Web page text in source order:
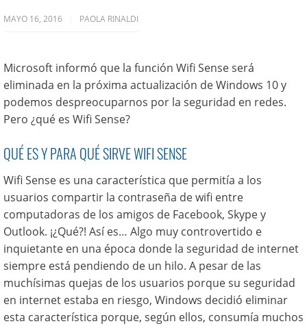
MAYO 16, 2016 PAOLA RINALDI
Microsoft informó que la función Wifi Sense será
eliminada en la próxima actualización de Windows 10 y
podemos despreocuparnos por la seguridad en redes.
Pero ¿qué es Wifi Sense?
QUÉ ES Y PARA QUÉ SIRVE WIFI SENSE
Wifi Sense es una característica que permitía a los
usuarios compartir la contraseña de wifi entre
computadoras de los amigos de Facebook, Skype y
Outlook. ¡¿Qué?! Así es… Algo muy controvertido e
inquietante en una época donde la seguridad de internet
siempre está pendiendo de un hilo. A pesar de las
muchísimas quejas de los usuarios porque su seguridad
en internet estaba en riesgo, Windows decidió eliminar
esta característica porque, según ellos, consumía muchos